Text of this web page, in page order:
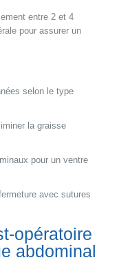
entre 2 et 4
pour assurer un
selon le type
la graisse
pour un ventre
avec sutures
opératoire
abdominal